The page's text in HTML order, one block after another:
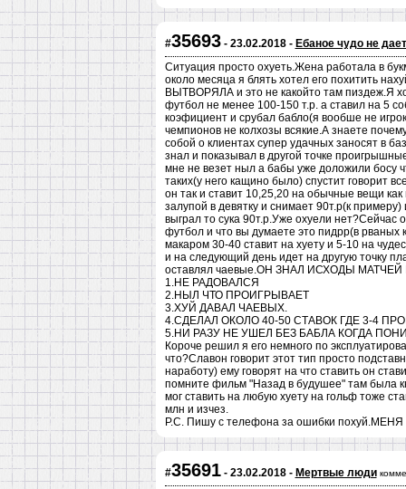
#35693- 23.02.2018 - Ебаное чудо не
Ситуация просто охуеть.Жена работала в
около месяца я блять хотел его похитить
ВЫТВОРЯЛА и это не какойто там пиздеж.Я
футбол не менее 100-150 т.р. а ставил на 5
коэфициент и срубал бабло(я вообше не
чемпионов не колхозы всякие.А знаете
собой о клиентах супер удачных заносят в
знал и показывал в другой точке
мне не везет ныл а бабы уже доложили босу
таких(у него кащино было) спустит говорит
он так и ставит 10,25,20 на обычные вещи
залупой в девятку и снимает 90т.р(к
выграл то сука 90т.р.Уже охуели нет?Сейчас
футбол и что вы думаете это пидрр(в рваных
макаром 30-40 ставит на хуету и 5-10 на
и на следующий день идет на другую точку
оставлял чаевые.ОН ЗНАЛ ИСХОДЫ
1.НЕ РАДОВАЛСЯ
2.НЫЛ ЧТО ПРОИГРЫВАЕТ
3.ХУЙ ДАВАЛ ЧАЕВЫХ.
4.СДЕЛАЛ ОКОЛО 40-50 СТАВОК ГДЕ 3-4
5.НИ РАЗУ НЕ УШЕЛ БЕЗ БАБЛА КОГДА
Короче решил я его немного по
что?Славон говорит этот тип просто
наработу) ему говорят на что ставить он
помните фильм "Назад в будушее" там была
мог ставить на любую хуету на гольф тоже
млн и изчез.
Р.С. Пишу с телефона за ошибки
#35691- 23.02.2018 - Мертвые люди